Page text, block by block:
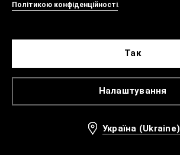
Політикою конфіденційності.
Налаштування
Так
Україна (Ukraine)